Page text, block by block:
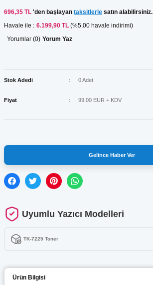
696,35 TL 'den başlayan taksitlerle satın alabilirsiniz.
Havale ile : 6.199,90 TL (%5,00 havale indirimi)
Yorumlar (0) Yorum Yaz
Stok Adedi 0 Adet
Fiyat 99,00 EUR + KDV
Gelince Haber Ver
Uyumlu Yazıcı Modelleri
TK-7225 Toner
Ürün Bilgisi